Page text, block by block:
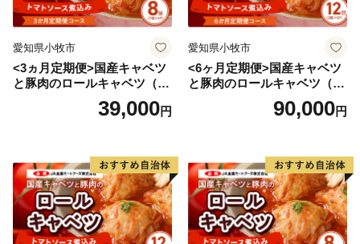
愛知県小牧市
<3ヵ月定期便>国産キャベツ
と豚肉のロールキャベツ（4P
39,000円
愛知県小牧市
<6ヶ月定期便>国産キャベツ
と豚肉のロールキャベツ（6P
90,000円